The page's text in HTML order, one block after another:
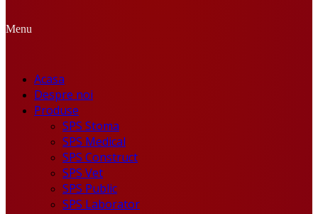
Menu
Acasa
Despre noi
Produse
SPS Stoma
SPS Medical
SPS Construct
SPS Vet
SPS Public
SPS Laborator